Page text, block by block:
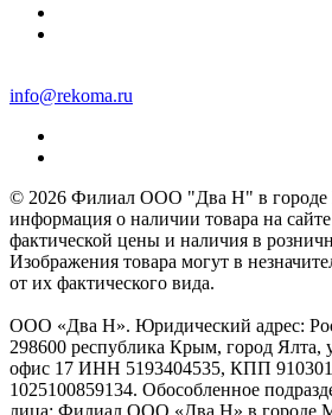
info@rekoma.ru
© 2026 Филиал ООО "Два Н" в городе
информация о наличии товара на
фактической цены и наличия в
Изображения товара могут в
от их фактического вида.
ООО «Два Н». Юридический адрес:
298600 республика Крым, город Ялта,
офис 17 ИНН 5193404535, КПП
1025100859134. Обособленное
лица: Филиал ООО «Два Н» в городе